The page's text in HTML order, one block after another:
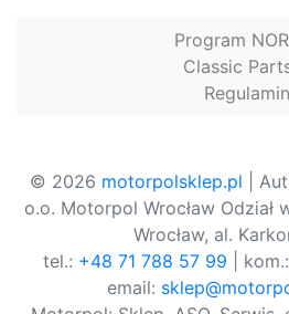
Program
Classic
Regulamin
© 2026 motorpolsklep.pl |
o.o. Motorpol Wrocław Odział
Wrocław, al.
tel.: +48 71 788 57 99 | kom.:
email: